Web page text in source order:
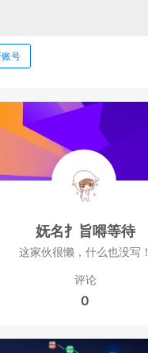
号
妩名扌旨嘚等待
这家伙很懒，什么也没写！
评论
0